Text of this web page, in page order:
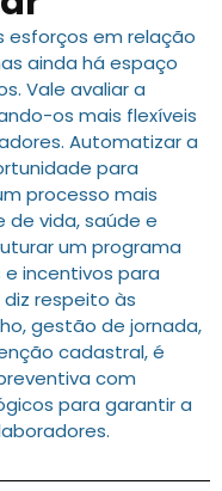
esforços em relação
ainda há espaço
Vale avaliar a
os mais flexíveis
Automatizar a
para
processo mais
de vida, saúde e
um programa
incentivos para
respeito às
gestão de jornada,
cadastral, é
com
para garantir a